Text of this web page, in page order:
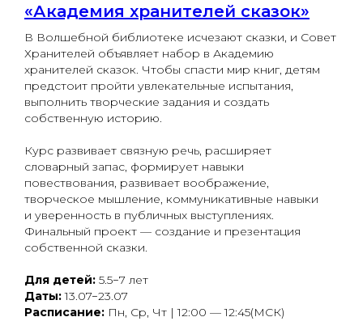
«Академия хранителей сказок»
В Волшебной библиотеке исчезают сказки, и Совет
Хранителей объявляет набор в Академию
хранителей сказок. Чтобы спасти мир книг, детям
предстоит пройти увлекательные испытания,
выполнить творческие задания и создать
собственную историю.
Курс развивает связную речь, расширяет
словарный запас, формирует навыки
повествования, развивает воображение,
творческое мышление, коммуникативные навыки
и уверенность в публичных выступлениях.
Финальный проект — создание и презентация
собственной сказки.
Для детей: 5.5−7 лет
Даты:13.07−23.07
Расписание: Пн, Ср, Чт | 12:00 — 12:45(МСК)